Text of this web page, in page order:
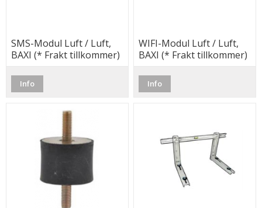
SMS-Modul Luft / Luft,
BAXI (* Frakt tillkommer)
Info
WIFI-Modul Luft / Luft,
BAXI (* Frakt tillkommer)
Info